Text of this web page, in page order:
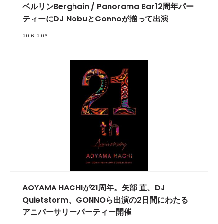
ベルリンBerghain / Panorama Bar12周年パー
ティーにDJ NobuとGonnoが揃って出演
2016.12.06
AOYAMA HACHIが21周年。矢部 直、DJ
Quietstorm、GONNOら出演の2日間にわたる
アニバーサリーパーティー開催